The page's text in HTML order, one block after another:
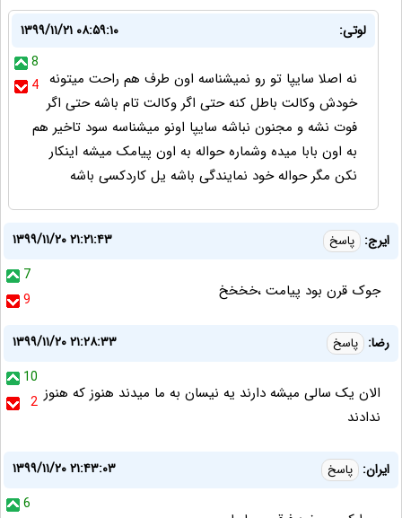
لوتی:
۱۳۹۹/۱۱/۲۱ ۰۸:۵۹:۱۰
8
4 نه اصلا سایپا تو رو نمیشناسه اون طرف هم راحت میتونه
خودش وکالت باطل کنه حتی اگر وکالت تام باشه حتی اگر
فوت نشه و مجنون نباشه سایپا اونو میشناسه سود تاخیر هم
به اون بابا میده وشماره حواله به اون پیامک میشه اینکار
نکن مگر حواله خود نمایندگی باشه یل کاردکسی باشه
ایرج: پاسخ
۱۳۹۹/۱۱/۲۰ ۲۱:۲۱:۴۳
7
9
جوک قرن بود پیامت ،خخخخ
رضا: پاسخ
۱۳۹۹/۱۱/۲۰ ۲۱:۲۸:۳۳
10
2 الان یک سالی میشه دارند یه نیسان به ما میدند هنوز که هنوز
ندادند
ایران: پاسخ
۱۳۹۹/۱۱/۲۰ ۲۱:۴۳:۰۳
6